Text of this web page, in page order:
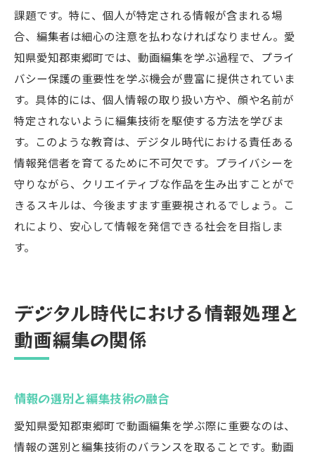
課題です。特に、個人が特定される情報が含まれる場
合、編集者は細心の注意を払わなければなりません。愛
知県愛知郡東郷町では、動画編集を学ぶ過程で、プライ
バシー保護の重要性を学ぶ機会が豊富に提供されていま
す。具体的には、個人情報の取り扱い方や、顔や名前が
特定されないように編集技術を駆使する方法を学びま
す。このような教育は、デジタル時代における責任ある
情報発信者を育てるために不可欠です。プライバシーを
守りながら、クリエイティブな作品を生み出すことがで
きるスキルは、今後ますます重要視されるでしょう。こ
れにより、安心して情報を発信できる社会を目指しま
す。
デジタル時代における情報処理と
動画編集の関係
情報の選別と編集技術の融合
愛知県愛知郡東郷町で動画編集を学ぶ際に重要なのは、
情報の選別と編集技術のバランスを取ることです。動画